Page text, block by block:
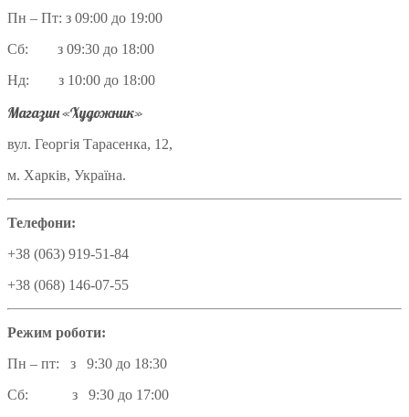
Пн – Пт: з 09:00 до 19:00
Сб: з 09:30 до 18:00
Нд: з 10:00 до 18:00
Магазин «Художник»
вул. Георгія Тарасенка, 12,
м. Харків, Україна.
Телефони:
+38 (063) 919-51-84
+38 (068) 146-07-55
Режим роботи:
Пн – пт: з 9:30 до 18:30
Сб: з 9:30 до 17:00